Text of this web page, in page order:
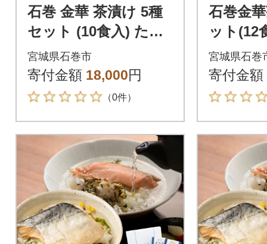
石巻 金華 茶漬け 5種
セット (10食入) たら
こ 明太子 銀鮭 さば
磯のり お茶漬け
宮城県石巻市
寄付金額 18,000円
（0件）
石巻金
ット(12
明太子
り 鯛 お
不使用
宮城県石巻
寄付金額